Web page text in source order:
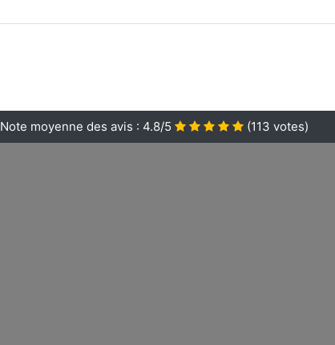
Note moyenne des avis : 4.8/5 (113 votes)